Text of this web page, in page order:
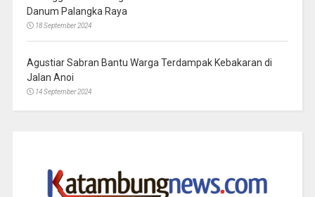
Danum Palangka Raya
18 September 2024
Agustiar Sabran Bantu Warga Terdampak Kebakaran di
Jalan Anoi
14 September 2024